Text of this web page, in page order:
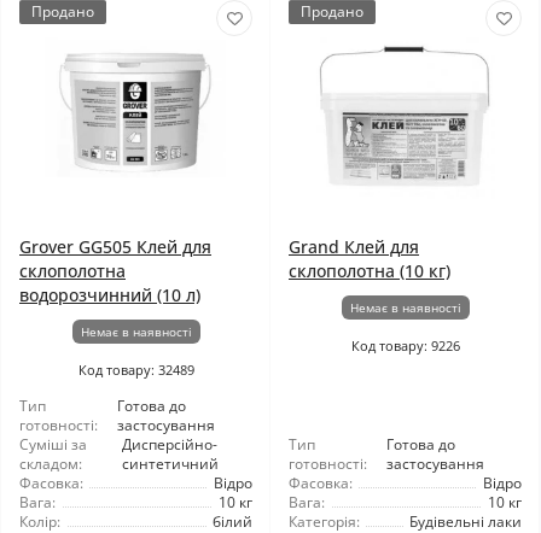
Продано
Grover GG505 Клей для
склополотна
водорозчинний (10 л)
Немає в наявності
Код товару: 32489
Тип
готовності:
Готова до
застосування
Суміші за
складом:
Дисперсійно-
синтетичний
Фасовка:
Відро
Вага:
10 кг
Колір:
білий
Продано
Grand Клей для
склополотна (10 кг)
Немає в наявності
Код товару: 9226
Тип
готовності:
Готова до
застосування
Фасовка:
Відро
Вага:
10 кг
Категорія:
Будівельні лаки